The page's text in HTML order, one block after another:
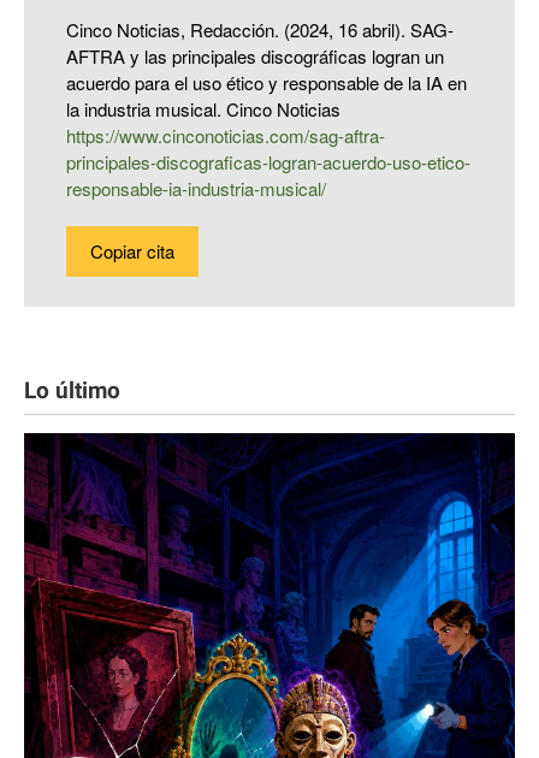
Cinco Noticias, Redacción. (2024, 16 abril). SAG-
AFTRA y las principales discográficas logran un
acuerdo para el uso ético y responsable de la IA en
la industria musical. Cinco Noticias
https://www.cinconoticias.com/sag-aftra-
principales-discograficas-logran-acuerdo-uso-etico-
responsable-ia-industria-musical/
Copiar cita
Lo último